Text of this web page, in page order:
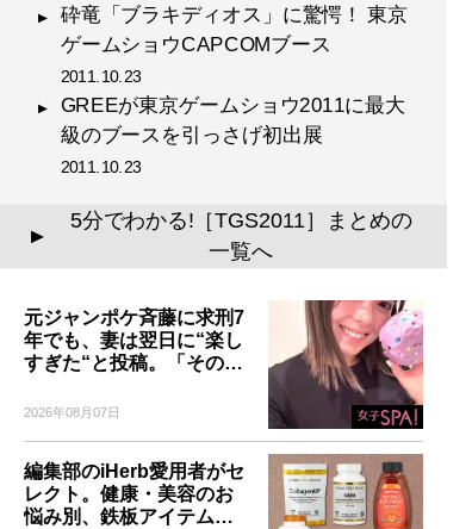
砕竜「ブラキディオス」に驚愕！ 東京
ゲームショウCAPCOMブース
2011.10.23
GREEが東京ゲームショウ2011に最大
級のブースを引っさげ初出展
2011.10.23
▲
5分でわかる!［TGS2011］まとめの
一覧へ
元ジャンポケ斉藤に求刑7
年でも、妻は翌日に“楽し
すぎた“と投稿。「その…
2026年08月07日
編集部のiHerb愛用者がセ
レクト。健康・美容のお
悩み別、鉄板アイテム…